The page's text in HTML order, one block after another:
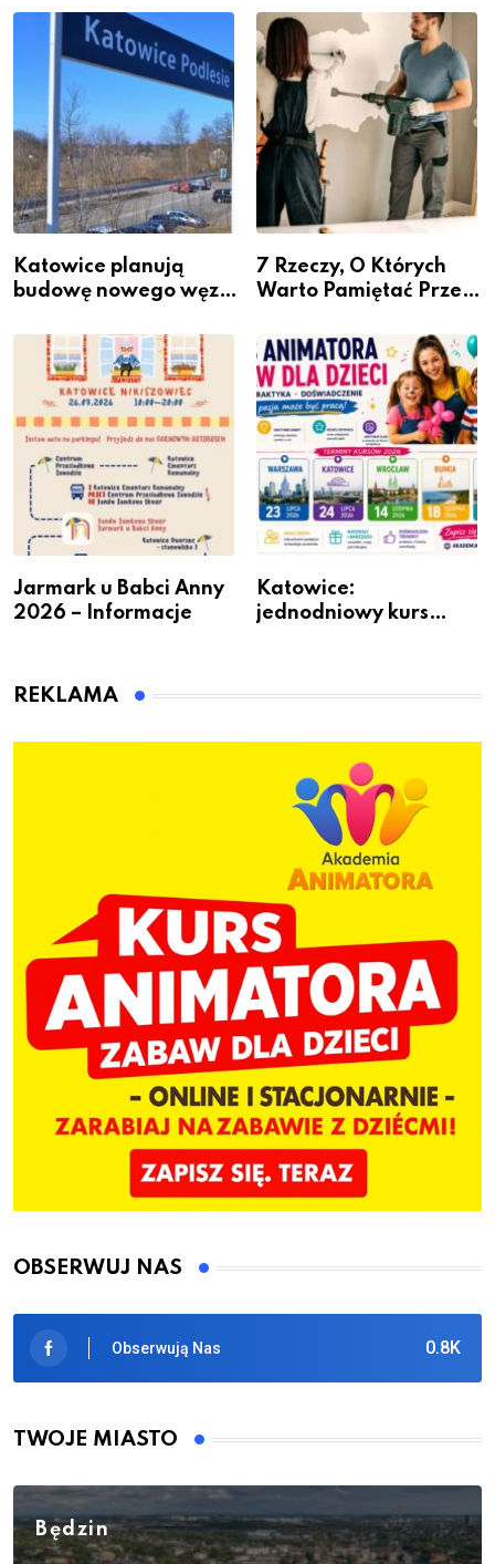
– nabór dla
przedsiębiorców
Katowice planują
budowę nowego węzła
Podlesiu
7 Rzeczy, O Których
Warto Pamiętać Przed
Jarmark u Babci Anny
2026 – Informacje
Katowice:
jednodniowy kurs
REKLAMA
OBSERWUJ NAS
0.8K
Obserwują Nas
TWOJE MIASTO
Będzin